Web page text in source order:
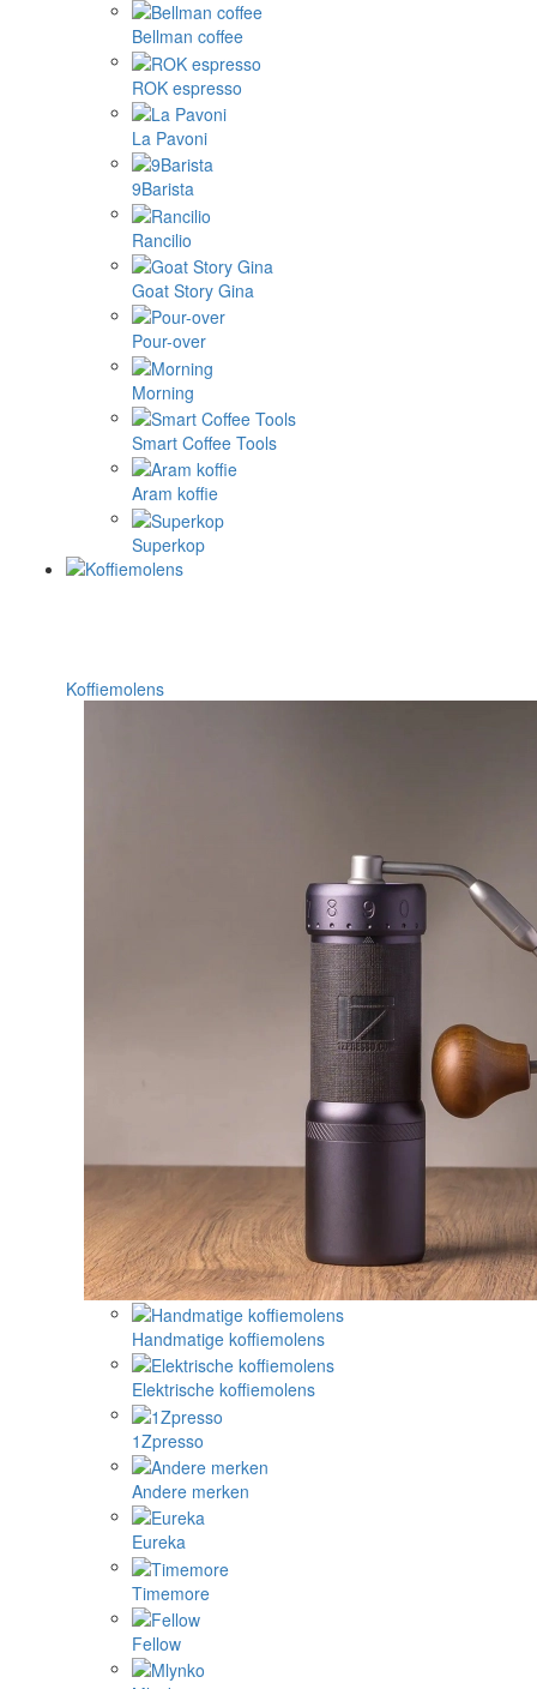
Bellman coffee
ROK espresso
La Pavoni
9Barista
Rancilio
Goat Story Gina
Pour-over
Morning
Smart Coffee Tools
Aram koffie
Superkop
Koffiemolens
Handmatige koffiemolens
Elektrische koffiemolens
1Zpresso
Andere merken
Eureka
Timemore
Fellow